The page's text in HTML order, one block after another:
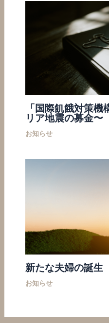
「国際飢餓対策
リア地震の募金〜
お知らせ
新たな夫婦の誕生
お知らせ